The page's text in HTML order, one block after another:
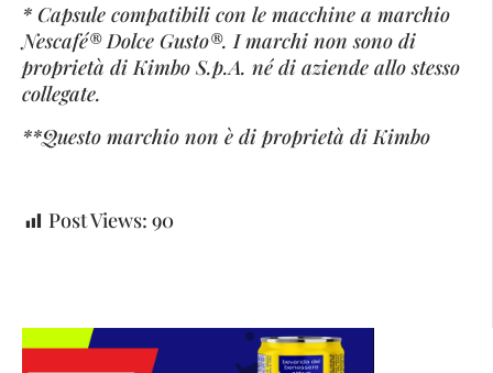
* Capsule compatibili con le macchine a marchio
Nescafé® Dolce Gusto®. I marchi non sono di
proprietà di Kimbo S.p.A. né di aziende allo stesso
collegate.
**Questo marchio non è di proprietà di Kimbo
Post Views: 90